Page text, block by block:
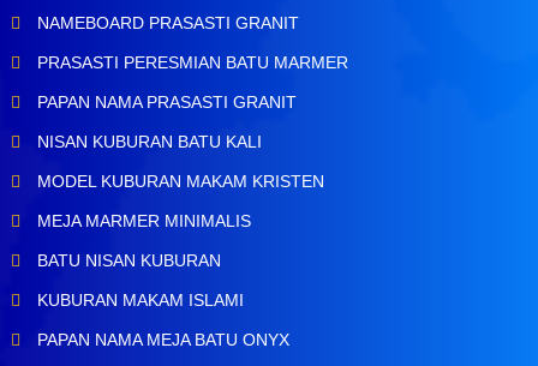
NAMEBOARD PRASASTI GRANIT
PRASASTI PERESMIAN BATU MARMER
PAPAN NAMA PRASASTI GRANIT
NISAN KUBURAN BATU KALI
MODEL KUBURAN MAKAM KRISTEN
MEJA MARMER MINIMALIS
BATU NISAN KUBURAN
KUBURAN MAKAM ISLAMI
PAPAN NAMA MEJA BATU ONYX